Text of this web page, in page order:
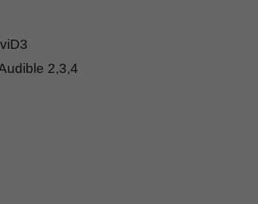
2,3,4